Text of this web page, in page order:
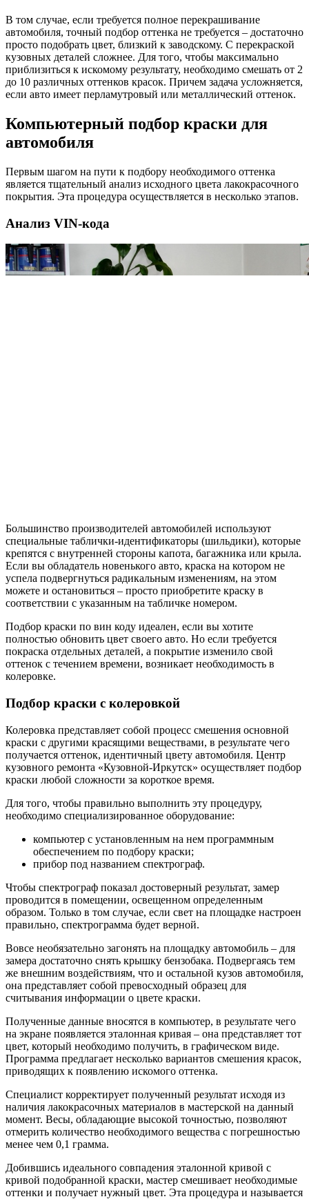
В том случае, если требуется полное перекрашивание
автомобиля, точный подбор оттенка не требуется – достаточно
просто подобрать цвет, близкий к заводскому. С перекраской
кузовных деталей сложнее. Для того, чтобы максимально
приблизиться к искомому результату, необходимо смешать от 2
до 10 различных оттенков красок. Причем задача усложняется,
если авто имеет перламутровый или металлический оттенок.
Компьютерный подбор краски для
автомобиля
Первым шагом на пути к подбору необходимого оттенка
является тщательный анализ исходного цвета лакокрасочного
покрытия. Эта процедура осуществляется в несколько этапов.
Анализ VIN-кода
Большинство производителей автомобилей используют
специальные таблички-идентификаторы (шильдики), которые
крепятся с внутренней стороны капота, багажника или крыла.
Если вы обладатель новенького авто, краска на котором не
успела подвергнуться радикальным изменениям, на этом
можете и остановиться – просто приобретите краску в
соответствии с указанным на табличке номером.
Подбор краски по вин коду идеален, если вы хотите
полностью обновить цвет своего авто. Но если требуется
покраска отдельных деталей, а покрытие изменило свой
оттенок с течением времени, возникает необходимость в
колеровке.
Подбор краски с колеровкой
Колеровка представляет собой процесс смешения основной
краски с другими красящими веществами, в результате чего
получается оттенок, идентичный цвету автомобиля. Центр
кузовного ремонта «Кузовной-Иркутск» осуществляет подбор
краски любой сложности за короткое время.
Для того, чтобы правильно выполнить эту процедуру,
необходимо специализированное оборудование:
компьютер с установленным на нем программным
обеспечением по подбору краски;
прибор под названием спектрограф.
Чтобы спектрограф показал достоверный результат, замер
проводится в помещении, освещенном определенным
образом. Только в том случае, если свет на площадке настроен
правильно, спектрограмма будет верной.
Вовсе необязательно загонять на площадку автомобиль – для
замера достаточно снять крышку бензобака. Подвергаясь тем
же внешним воздействиям, что и остальной кузов автомобиля,
она представляет собой превосходный образец для
считывания информации о цвете краски.
Полученные данные вносятся в компьютер, в результате чего
на экране появляется эталонная кривая – она представляет тот
цвет, который необходимо получить, в графическом виде.
Программа предлагает несколько вариантов смешения красок,
приводящих к появлению искомого оттенка.
Специалист корректирует полученный результат исходя из
наличия лакокрасочных материалов в мастерской на данный
момент. Весы, обладающие высокой точностью, позволяют
отмерить количество необходимого вещества с погрешностью
менее чем 0,1 грамма.
Добившись идеального совпадения эталонной кривой с
кривой подобранной краски, мастер смешивает необходимые
оттенки и получает нужный цвет. Эта процедура и называется